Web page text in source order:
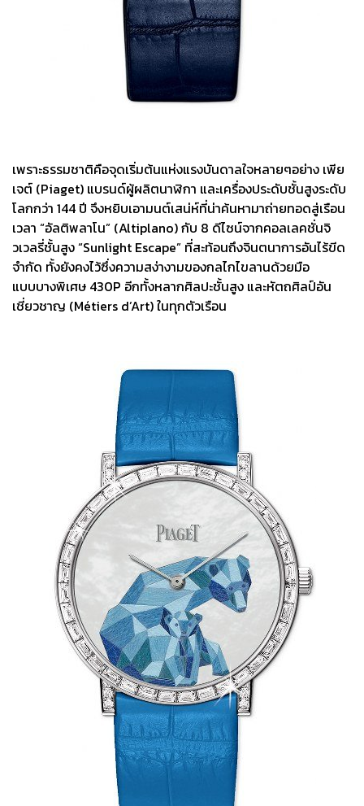
เพราะธรรมชาติคือจุดเริ่มต้นแห่งแรงบันดาลใจหลายๆอย่าง เพีย
เจต์ (Piaget) แบรนด์ผู้ผลิตนาฬิกา และเครื่องประดับชั้นสูงระดับ
โลกกว่า 144 ปี จึงหยิบเอามนต์เสน่ห์ที่น่าค้นหามาถ่ายทอดสู่เรือน
เวลา “อัลติพลาโน” (Altiplano) กับ 8 ดีไซน์จากคอลเลคชั่นจิ
วเวลรี่ชั้นสูง “Sunlight Escape” ที่สะท้อนถึงจินตนาการอันไร้ขีด
จำกัด ทั้งยังคงไว้ซึ่งความสง่างามของกลไกไขลานด้วยมือ
แบบบางพิเศษ 430P อีกทั้งหลากศิลปะชั้นสูง และหัตถศิลป์อัน
เชี่ยวชาญ (Métiers d’Art) ในทุกตัวเรือน